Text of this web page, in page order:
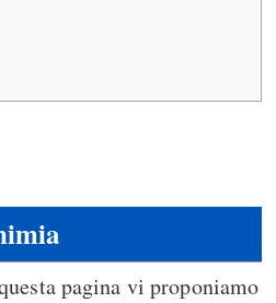
pagina vi proponiamo